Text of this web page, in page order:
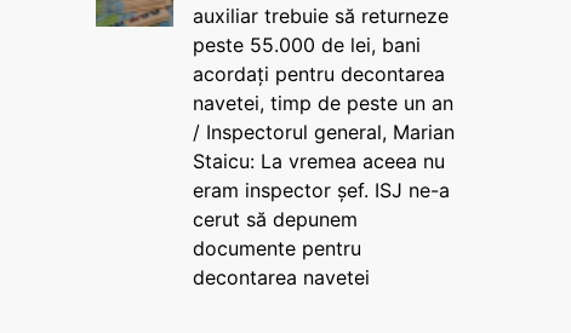
auxiliar trebuie să returneze
peste 55.000 de lei, bani
acordați pentru decontarea
navetei, timp de peste un an
/ Inspectorul general, Marian
Staicu: La vremea aceea nu
eram inspector șef. ISJ ne-a
cerut să depunem
documente pentru
decontarea navetei